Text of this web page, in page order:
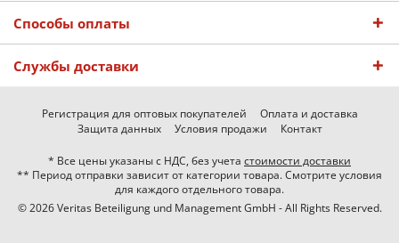
Способы оплаты
Службы доставки
Регистрация для оптовых покупателей
Оплата и доставка
Защита данных
Условия продажи Контакт
* Все цены указаны с НДС, без учета стоимости доставки
** Период отправки зависит от категории товара. Смотрите условия
для каждого отдельного товара.
© 2026 Veritas Beteiligung und Management GmbH - All Rights Reserved.